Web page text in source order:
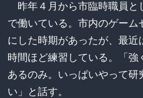
昨年４月から市臨時職員と
で働いている。市内のゲーム
にした時期があったが、最近
時間ほど練習している。「強
あるのみ。いっぱいやって研
い」と話す。